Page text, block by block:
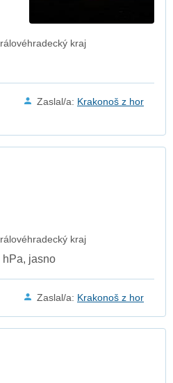
kraj
Zaslal/a: Krakonoš z hor
kraj
hPa, jasno
Zaslal/a: Krakonoš z hor